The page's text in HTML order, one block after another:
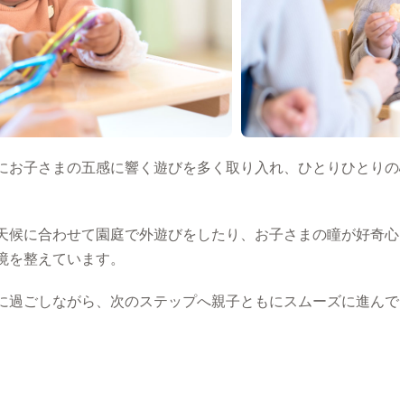
お子さまの五感に響く遊びを多く取り入れ、ひとりひとり
に合わせて園庭で外遊びをしたり、お子さまの瞳が好奇
整えています。
ごしながら、次のステップへ親子ともにスムーズに進ん